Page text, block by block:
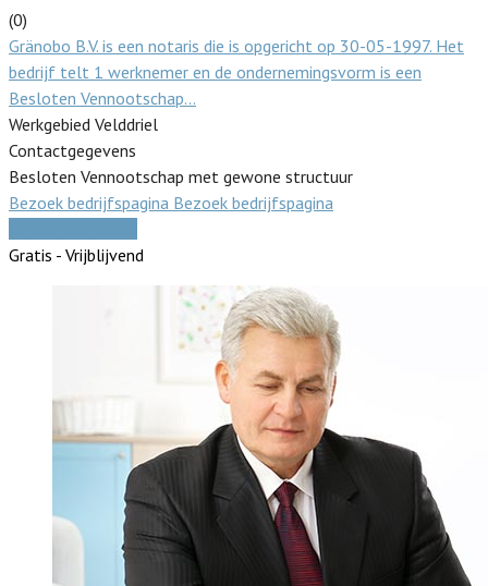
(0)
Gränobo B.V. is een notaris die is opgericht op 30-05-1997. Het
bedrijf telt 1 werknemer en de ondernemingsvorm is een
Besloten Vennootschap…
Werkgebied Velddriel
Contactgegevens
Besloten Vennootschap met gewone structuur
Bezoek bedrijfspagina Bezoek bedrijfspagina
Gratis - Vrijblijvend